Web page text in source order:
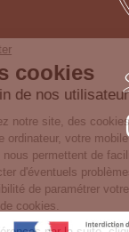
Gestion
Nous prenons
Lorsque vous
sont déposés sur
votre tablette. Ceux-
la navigation, de
vous laissons la
différentes typologies